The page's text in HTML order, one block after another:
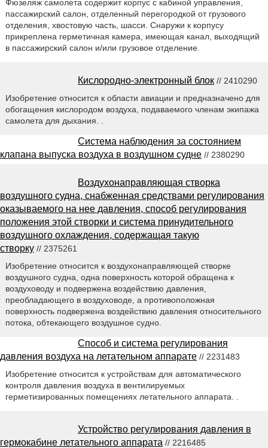
Фюзеляж самолета содержит корпус с кабиной управления,
пассажирский салон, отделенный перегородкой от грузового
отделения, хвостовую часть, шасси. Снаружи к корпусу
прикреплена герметичная камера, имеющая канал, выходящий
в пассажирский салон и/или грузовое отделение.
Кислородно-электронный блок // 2410290
Изобретение относится к области авиации и предназначено для
обогащения кислородом воздуха, подаваемого членам экипажа
самолета для дыхания. .
Система наблюдения за состоянием
клапана выпуска воздуха в воздушном судне // 2380290
Воздухонаправляющая створка
воздушного судна, снабженная средствами регулирования
оказываемого на нее давления, способ регулирования
положения этой створки и система принудительного
воздушного охлаждения, содержащая такую
створку // 2375261
Изобретение относится к воздухонаправляющей створке
воздушного судна, одна поверхность которой обращена к
воздуховоду и подвержена воздействию давления,
преобладающего в воздуховоде, а противоположная
поверхность подвержена воздействию давления относительного
потока, обтекающего воздушное судно.
Способ и система регулирования
давления воздуха на летательном аппарате // 2231483
Изобретение относится к устройствам для автоматического
контроля давления воздуха в вентилируемых
герметизированных помещениях летательного аппарата. .
Устройство регулирования давления в
гермокабине летательного аппарата // 2216485